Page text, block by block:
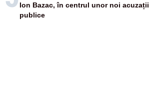
Ion Bazac, în centrul unor noi acuzații
publice